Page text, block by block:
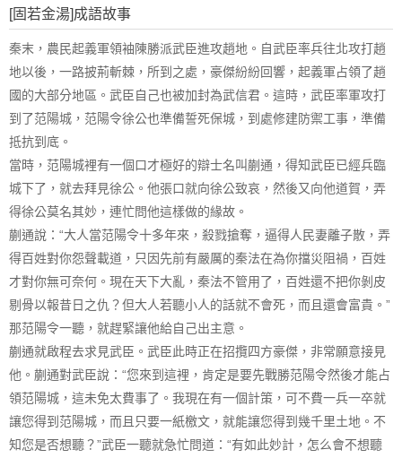
[固若金湯]成語故事
秦末，農民起義軍領袖陳勝派武臣進攻趙地。自武臣率兵往北攻打趙
地以後，一路披荊斬棘，所到之處，豪傑紛紛回響，起義軍占領了趙
國的大部分地區。武臣自己也被加封為武信君。這時，武臣率軍攻打
到了范陽城，范陽令徐公也準備誓死保城，到處修建防禦工事，準備
抵抗到底。
當時，范陽城裡有一個口才極好的辯士名叫蒯通，得知武臣已經兵臨
城下了，就去拜見徐公。他張口就向徐公致哀，然後又向他道賀，弄
得徐公莫名其妙，連忙問他這樣做的緣故。
蒯通說：“大人當范陽令十多年來，殺戮搶奪，逼得人民妻離子散，弄
得百姓對你怨聲載道，只因先前有嚴厲的秦法在為你擋災阻禍，百姓
才對你無可奈何。現在天下大亂，秦法不管用了，百姓還不把你剝皮
剔骨以報昔日之仇？但大人若聽小人的話就不會死，而且還會富貴。”
那范陽令一聽，就趕緊讓他給自己出主意。
蒯通就啟程去求見武臣。武臣此時正在招攬四方豪傑，非常願意接見
他。蒯通對武臣說：“您來到這裡，肯定是要先戰勝范陽令然後才能占
領范陽城，這未免太費事了。我現在有一個計策，可不費一兵一卒就
讓您得到范陽城，而且只要一紙檄文，就能讓您得到幾千里土地。不
知您是否想聽？”武臣一聽就急忙問道：“有如此妙計，怎么會不想聽